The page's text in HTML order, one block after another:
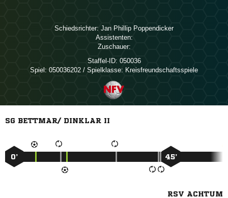
Schiedsrichter:   
Assistenten:
Zuschauer:
Staffel-ID: 050036
Spiel: 050036202 / Spielklasse: Kreisfreundschaftsspiele
SG BETTMAR/ DINKLAR II
0’ 45’
RSV ACHTUM